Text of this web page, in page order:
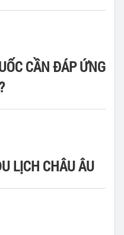
CẦN ĐÁP ỨNG
LỊCH CHÂU ÂU